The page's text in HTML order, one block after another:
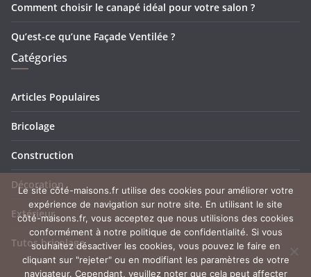
Comment choisir le canapé idéal pour votre salon ?
Qu’est-ce qu’une Façade Ventilée ?
Catégories
Articles Populaires
Bricolage
Construction
Décoration
Extérieur
Tutos bricolage
Le site côté-maisons.fr utilise des cookies pour améliorer votre
expérience de navigation sur notre site. En utilisant le site
côté-maisons.fr, vous acceptez que nous utilisions des cookies
conformément à notre politique de confidentialité. Si vous
souhaitez désactiver les cookies, vous pouvez le faire en
cliquant sur "rejeter" ou en modifiant les paramètres de votre
navigateur. Cependant, veuillez noter que cela peut affecter